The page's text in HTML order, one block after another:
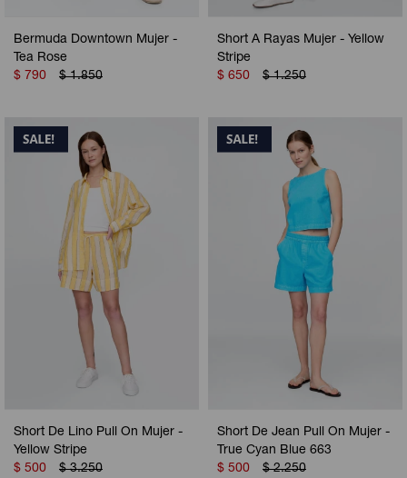
Bermuda Downtown Mujer -
Tea Rose
$ 790 $ 1.850
Short A Rayas Mujer - Yellow
Stripe
$ 650 $ 1.250
Short De Lino Pull On Mujer -
Yellow Stripe
$ 500 $ 3.250
Short De Jean Pull On Mujer -
True Cyan Blue 663
$ 500 $ 2.250